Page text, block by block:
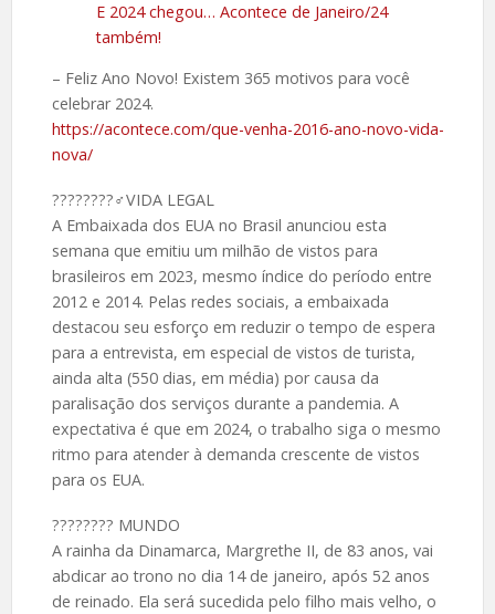
E 2024 chegou… Acontece de Janeiro/24
também!
– Feliz Ano Novo! Existem 365 motivos para você
celebrar 2024.
https://acontece.com/que-venha-2016-ano-novo-vida-
nova/
????️????‍♂️VIDA LEGAL
A Embaixada dos EUA no Brasil anunciou esta
semana que emitiu um milhão de vistos para
brasileiros em 2023, mesmo índice do período entre
2012 e 2014. Pelas redes sociais, a embaixada
destacou seu esforço em reduzir o tempo de espera
para a entrevista, em especial de vistos de turista,
ainda alta (550 dias, em média) por causa da
paralisação dos serviços durante a pandemia. A
expectativa é que em 2024, o trabalho siga o mesmo
ritmo para atender à demanda crescente de vistos
para os EUA.
????️???? MUNDO
A rainha da Dinamarca, Margrethe II, de 83 anos, vai
abdicar ao trono no dia 14 de janeiro, após 52 anos
de reinado. Ela será sucedida pelo filho mais velho, o